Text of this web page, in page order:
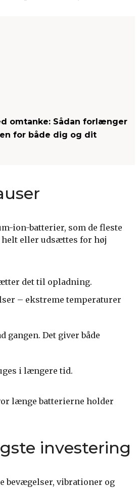
omtanke: Sådan forlænger
for både dig og dit
ion-batterier, som de fleste
helt eller udsættes for høj
det til opladning.
– ekstreme temperaturer
gangen. Det giver både
i længere tid.
længe batterierne holder
investering
bevægelser, vibrationer og